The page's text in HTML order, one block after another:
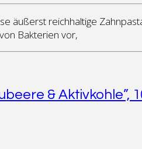
äußerst reichhaltige
Bakterien vor,
& Aktivkohle”,